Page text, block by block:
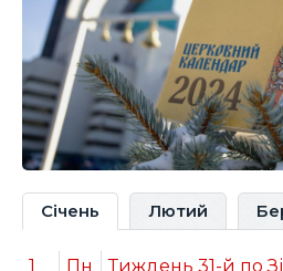
Січень Лютий
1 Пн
Тиждень 31-й по